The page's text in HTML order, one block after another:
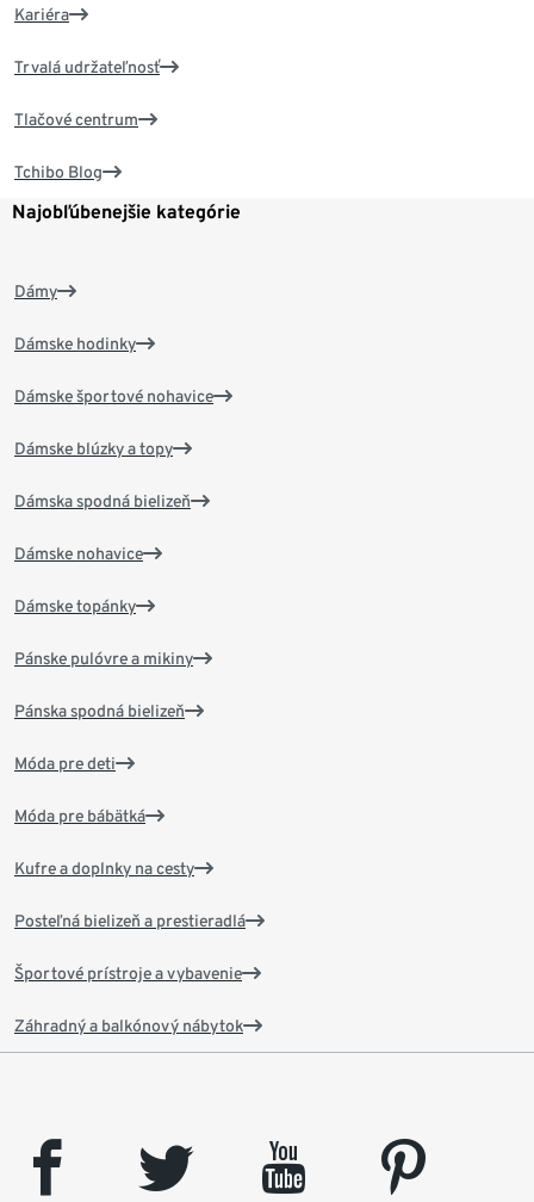
Kariéra
Trvalá udržateľnosť
Tlačové centrum
Tchibo Blog
Najobľúbenejšie kategórie
Dámy
Dámske hodinky
Dámske športové nohavice
Dámske blúzky a topy
Dámska spodná bielizeň
Dámske nohavice
Dámske topánky
Pánske pulóvre a mikiny
Pánska spodná bielizeň
Móda pre deti
Móda pre bábätká
Kufre a doplnky na cesty
Posteľná bielizeň a prestieradlá
Športové prístroje a vybavenie
Záhradný a balkónový nábytok
facebook twitter youtube
pinterest